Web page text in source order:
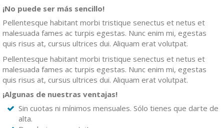
¡No puede ser más sencillo!
Pellentesque habitant morbi tristique senectus et netus et
malesuada fames ac turpis egestas. Nunc enim mi, egestas
quis risus at, cursus ultrices dui. Aliquam erat volutpat.
Pellentesque habitant morbi tristique senectus et netus et
malesuada fames ac turpis egestas. Nunc enim mi, egestas
quis risus at, cursus ultrices dui. Aliquam erat volutpat.
¡Algunas de nuestras ventajas!
Sin cuotas ni mínimos mensuales. Sólo tienes que darte de
alta.